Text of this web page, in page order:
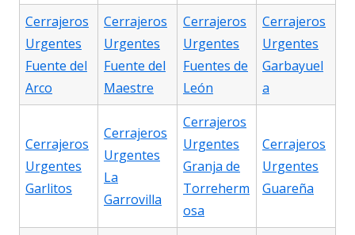
Cerrajeros
Urgentes
Fuente del
Arco
Cerrajeros
Urgentes
Fuente del
Maestre
Cerrajeros
Urgentes
Fuentes de
León
Cerrajeros
Urgentes
Garbayuel
a
Cerrajeros
Urgentes
Garlitos
Cerrajeros
Urgentes
La
Garrovilla
Cerrajeros
Urgentes
Granja de
Torreherm
osa
Cerrajeros
Urgentes
Guareña